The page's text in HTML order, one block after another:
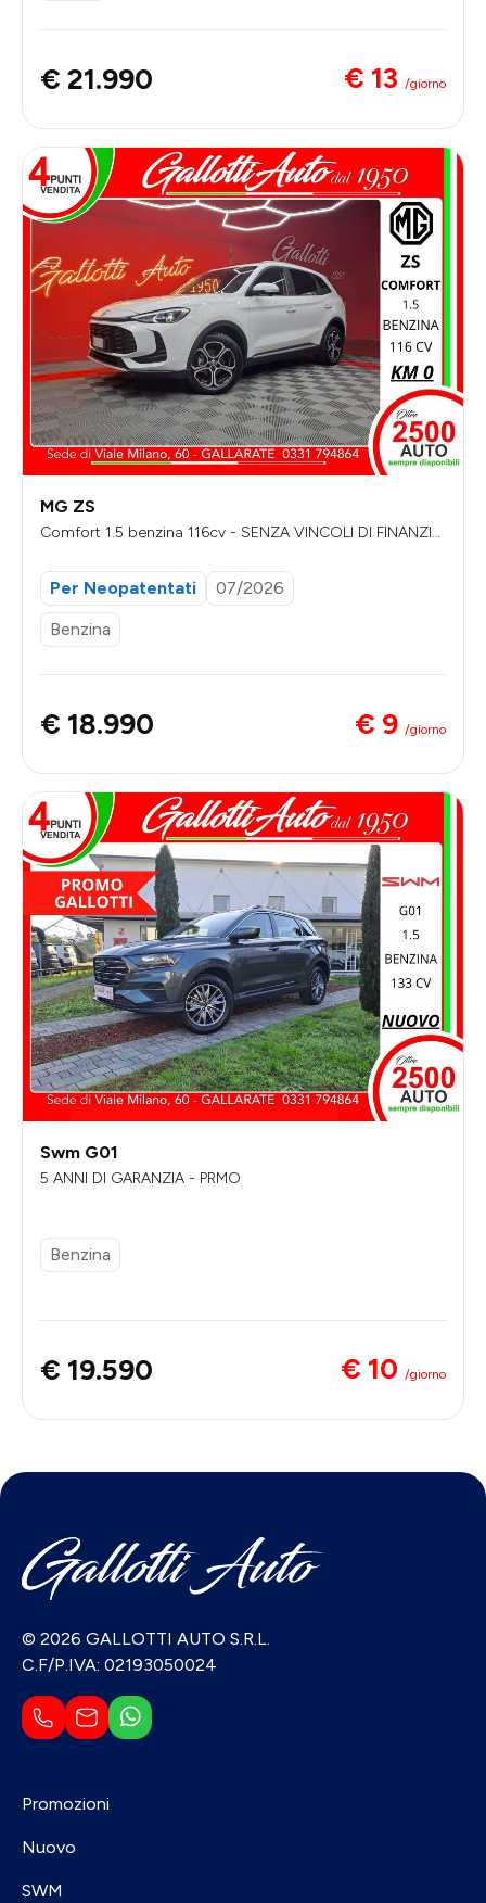
€ 21.990 € 13 /giorno
MG ZS
Comfort 1.5 benzina 116cv - SENZA VINCOLI DI FINANZIA
Per Neopatentati
07/2026
Benzina
€ 18.990 € 9 /giorno
Swm G01
5 ANNI DI GARANZIA - PRMO
Benzina
€ 19.590 € 10 /giorno
© 2026 GALLOTTI AUTO S.R.L.
C.F/P.IVA: 02193050024
Promozioni
Nuovo
SWM